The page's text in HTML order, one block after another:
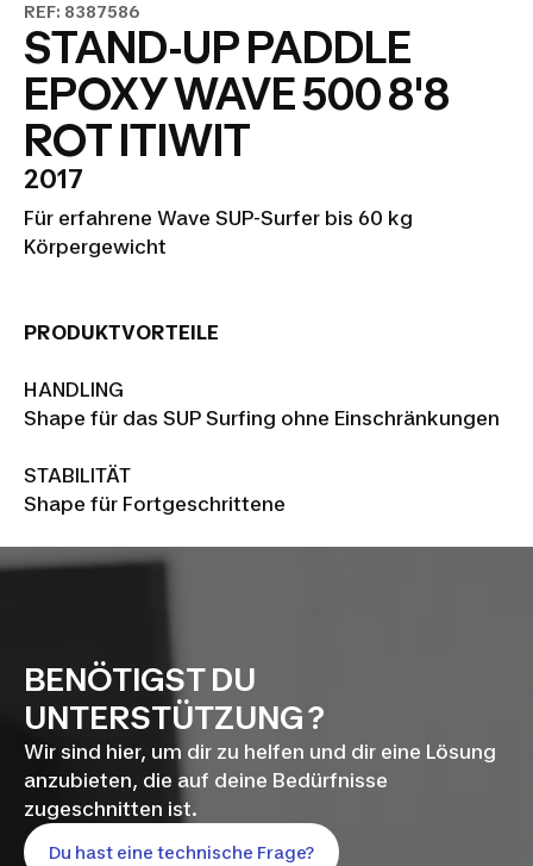
REF: 8387586
STAND-UP PADDLE
EPOXY WAVE 500 8'8
ROT ITIWIT
2017
Für erfahrene Wave SUP-Surfer bis 60 kg
Körpergewicht
PRODUKTVORTEILE
HANDLING
Shape für das SUP Surfing ohne Einschränkungen
STABILITÄT
Shape für Fortgeschrittene
BENÖTIGST DU
UNTERSTÜTZUNG ?
Wir sind hier, um dir zu helfen und dir eine Lösung
anzubieten, die auf deine Bedürfnisse
zugeschnitten ist.
Du hast eine technische Frage?